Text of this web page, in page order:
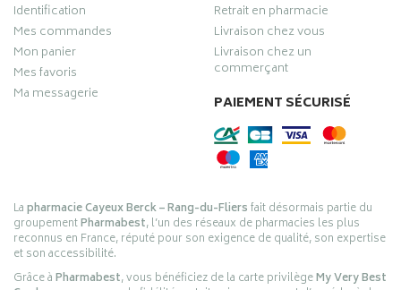
Identification
Mes commandes
Mon panier
Mes favoris
Ma messagerie
Retrait en pharmacie
Livraison chez vous
Livraison chez un
commerçant
PAIEMENT SÉCURISÉ
Lapharmacie Cayeux Berck – Rang-du-Fliersfait désormais partie du
groupementPharmabest, l’un des réseaux de pharmacies les plus
reconnus en France, réputé pour son exigence de qualité, son expertise
et son accessibilité.
Grâce àPharmabest, vous bénéficiez de la carte privilègeMy Very Best